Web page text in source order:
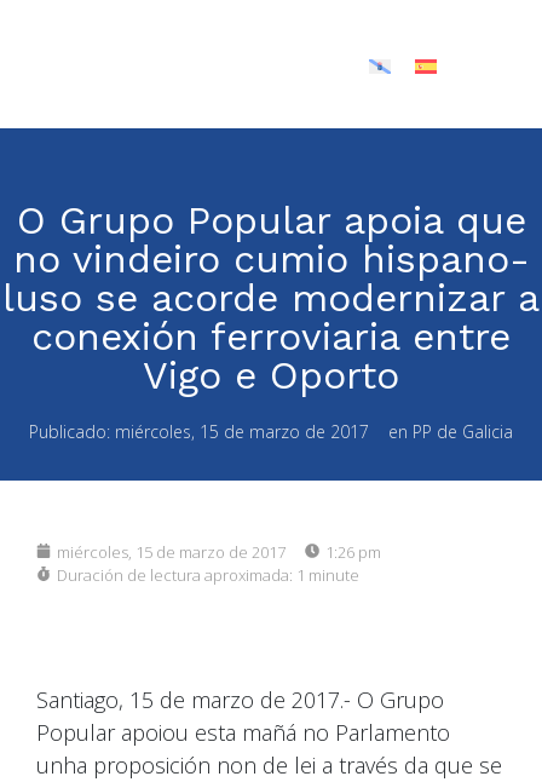
O Grupo Popular apoia que
no vindeiro cumio hispano-
luso se acorde modernizar a
conexión ferroviaria entre
Vigo e Oporto
Publicado: miércoles, 15 de marzo de 2017 en PP de Galicia
miércoles, 15 de marzo de 2017
1:26 pm
Duración de lectura aproximada: 1 minute
Santiago, 15 de marzo de 2017.- O Grupo
Popular apoiou esta mañá no Parlamento
unha proposición non de lei a través da que se